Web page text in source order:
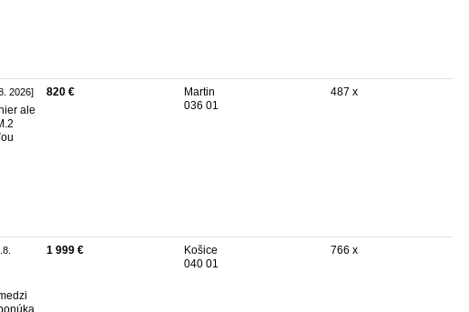
2026]
ale
820 €
Martin
036 01
487 x
1 999 €
Košice
040 01
766 x